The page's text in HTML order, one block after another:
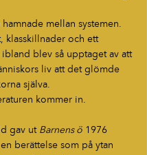
mellan systemen.
klasskillnader och ett
ibland blev så upptaget av att
liv att det glömde
själva.
kommer in.
gav ut Barnens ö 1976
berättelse som på ytan